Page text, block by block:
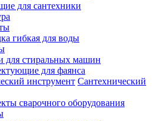
для сантехники
гибкая для воды
для стиральных машин
для фаянса
Сантехнический
сварочного оборудования